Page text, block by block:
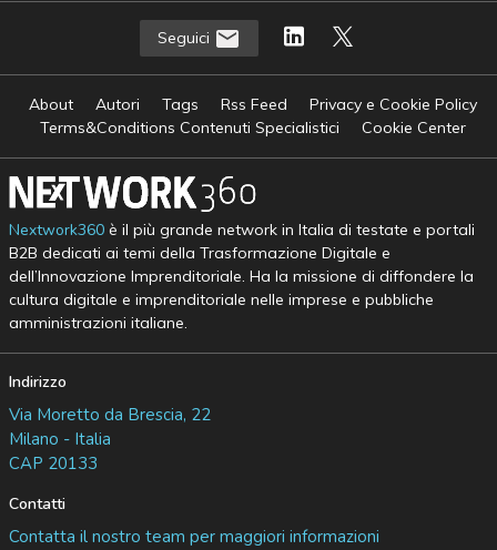
Seguici
About Autori Tags Rss Feed
Privacy e Cookie Policy
Terms&Conditions Contenuti Specialistici
Cookie Center
Nextwork360è il più grande network in Italia di testate e portali
B2B dedicati ai temi della Trasformazione Digitale e
dell’Innovazione Imprenditoriale. Ha la missione di diffondere la
cultura digitale e imprenditoriale nelle imprese e pubbliche
amministrazioni italiane.
Indirizzo
Via Moretto da Brescia, 22
Milano - Italia
CAP 20133
Contatti
Contatta il nostro team per maggiori informazioni